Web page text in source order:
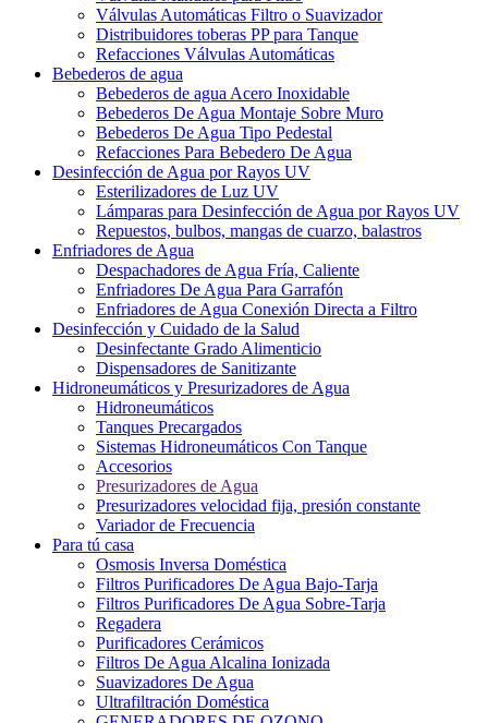
Válvulas Automáticas Filtro o Suavizador
Distribuidores toberas PP para Tanque
Refacciones Válvulas Automáticas
Bebederos de agua
Bebederos de agua Acero Inoxidable
Bebederos De Agua Montaje Sobre Muro
Bebederos De Agua Tipo Pedestal
Refacciones Para Bebedero De Agua
Desinfección de Agua por Rayos UV
Esterilizadores de Luz UV
Lámparas para Desinfección de Agua por Rayos UV
Repuestos, bulbos, mangas de cuarzo, balastros
Enfriadores de Agua
Despachadores de Agua Fría, Caliente
Enfriadores De Agua Para Garrafón
Enfriadores de Agua Conexión Directa a Filtro
Desinfección y Cuidado de la Salud
Desinfectante Grado Alimenticio
Dispensadores de Sanitizante
Hidroneumáticos y Presurizadores de Agua
Hidroneumáticos
Tanques Precargados
Sistemas Hidroneumáticos Con Tanque
Accesorios
Presurizadores de Agua
Presurizadores velocidad fija, presión constante
Variador de Frecuencia
Para tú casa
Osmosis Inversa Doméstica
Filtros Purificadores De Agua Bajo-Tarja
Filtros Purificadores De Agua Sobre-Tarja
Regadera
Purificadores Cerámicos
Filtros De Agua Alcalina Ionizada
Suavizadores De Agua
Ultrafiltración Doméstica